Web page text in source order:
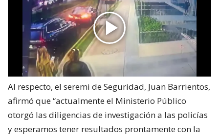
Al respecto, el seremi de Seguridad, Juan Barrientos,
afirmó que “actualmente el Ministerio Público
otorgó las diligencias de investigación a las policías
y esperamos tener resultados prontamente con la